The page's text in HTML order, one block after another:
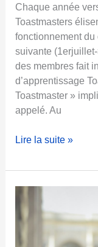
p
a
g
n
e
Chaque année
Toastmasters
fonctionnement du
suivante
des membres fait
d’apprentissage
Toastmaster »
appelé. Au
L
d
Lire la suite »